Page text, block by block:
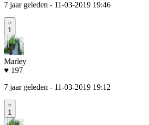
7 jaar geleden - 11-03-2019 19:46
1
Marley
♥ 197
7 jaar geleden - 11-03-2019 19:12
1